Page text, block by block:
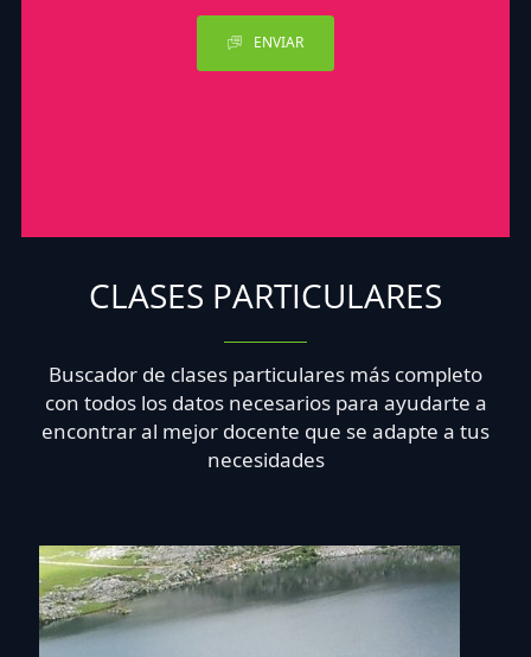
ENVIAR
CLASES PARTICULARES
Buscador de clases particulares más completo
con todos los datos necesarios para ayudarte a
encontrar al mejor docente que se adapte a tus
necesidades